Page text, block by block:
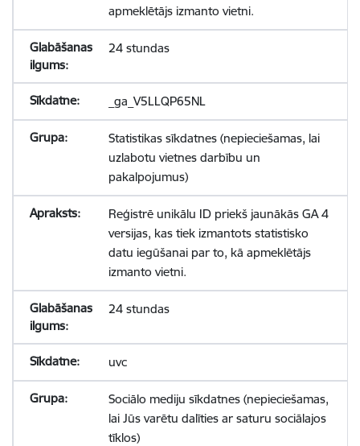
apmeklētājs izmanto vietni.
24 stundas
_ga_V5LLQP65NL
Statistikas sīkdatnes (nepieciešamas, lai
uzlabotu vietnes darbību un
pakalpojumus)
Reģistrē unikālu ID priekš jaunākās GA 4
versijas, kas tiek izmantots statistisko
datu iegūšanai par to, kā apmeklētājs
izmanto vietni.
24 stundas
uvc
Sociālo mediju sīkdatnes (nepieciešamas,
lai Jūs varētu dalīties ar saturu sociālajos
tīklos)